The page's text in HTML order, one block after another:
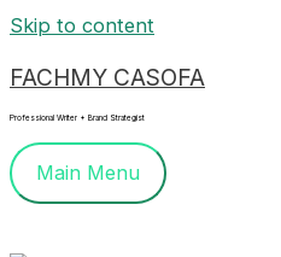
Skip to content
FACHMY CASOFA
Professional Writer + Brand Strategist
Main Menu